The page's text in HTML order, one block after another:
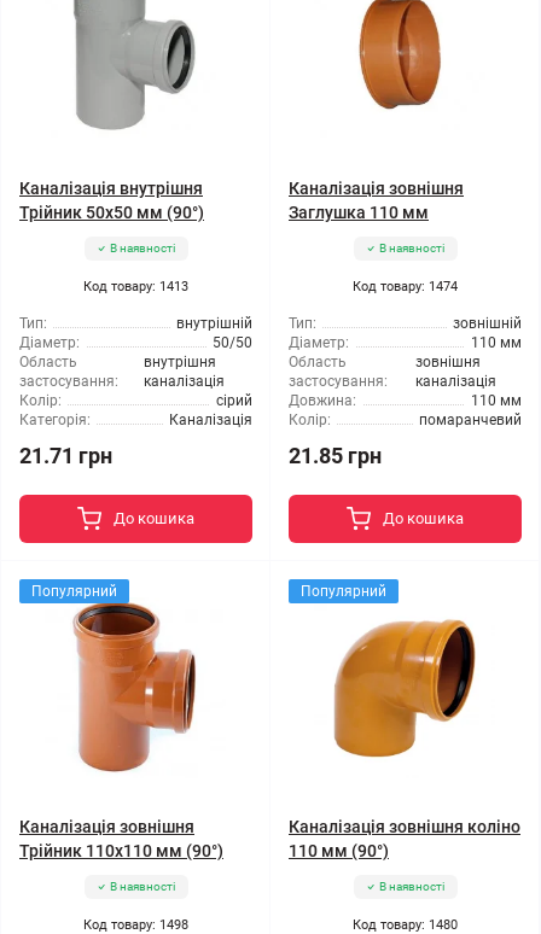
Каналізація внутрішня
Трійник 50x50 мм (90°)
В наявності
Код товару: 1413
Тип:
внутрішній
Діаметр:
50/50
Область
застосування:
внутрішня
каналізація
Колір:
сірий
Категорія:
Каналізація
21.71 грн
До кошика
Каналізація зовнішня
Заглушка 110 мм
В наявності
Код товару: 1474
Тип:
зовнішній
Діаметр:
110 мм
Область
застосування:
зовнішня
каналізація
Довжина:
110 мм
Колір:
помаранчевий
21.85 грн
До кошика
Популярний
Каналізація зовнішня
Трійник 110x110 мм (90°)
В наявності
Код товару: 1498
Популярний
Каналізація зовнішня коліно
110 мм (90°)
В наявності
Код товару: 1480